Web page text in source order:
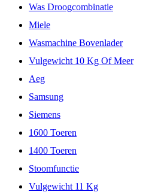
Was Droogcombinatie
Miele
Wasmachine Bovenlader
Vulgewicht 10 Kg Of Meer
Aeg
Samsung
Siemens
1600 Toeren
1400 Toeren
Stoomfunctie
Vulgewicht 11 Kg